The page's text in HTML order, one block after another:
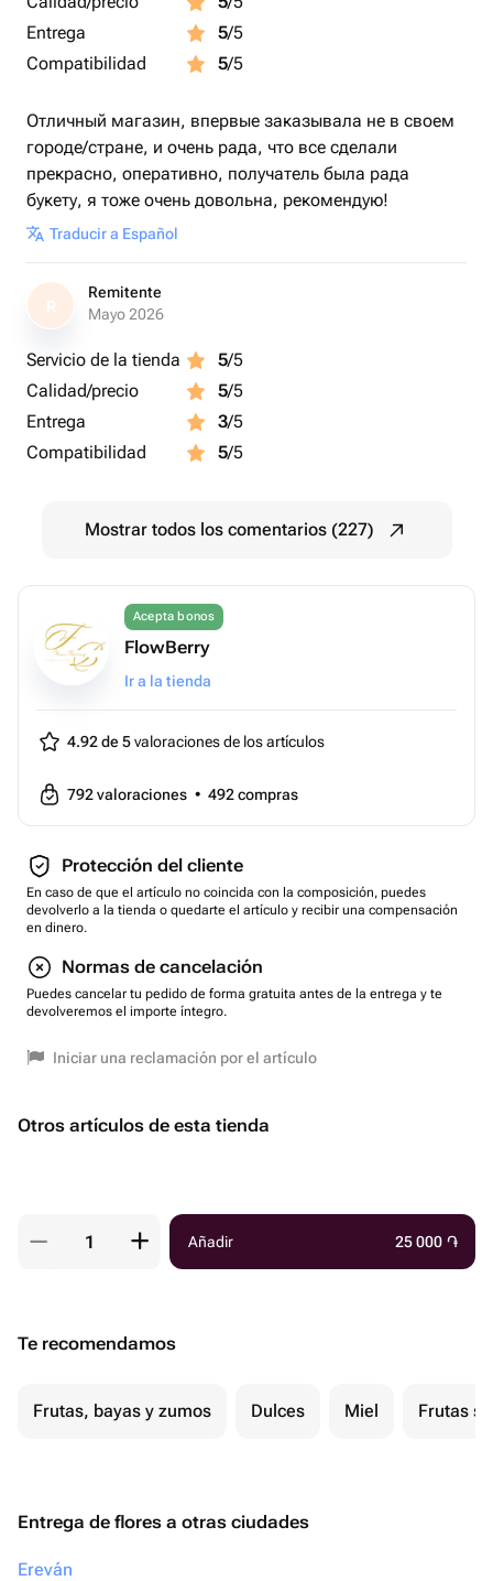
Entrega
5/5
Compatibilidad
5/5
Отличный магазин, впервые заказывала не в своем
городе/стране, и очень рада, что все сделали
прекрасно, оперативно, получатель была рада
букету, я тоже очень довольна, рекомендую!
Traducir a Español
R
Remitente
Mayo 2026
Servicio de la tienda 5/5
Calidad/precio
5/5
Entrega
3/5
Compatibilidad
5/5
Mostrar todos los comentarios (227)
Acepta bonos
FlowBerry
Ir a la tienda
4.92 de 5valoraciones de los artículos
792valoraciones • 492compras
Protección del cliente
En caso de que el artículo no coincida con la composición, puedes
devolverlo a la tienda o quedarte el artículo y recibir una compensación
en dinero.
Normas de cancelación
Puedes cancelar tu pedido de forma gratuita antes de la entrega y te
devolveremos el importe íntegro.
Iniciar una reclamación por el artículo
Otros artículos de esta tienda
Añadir 25 000 ֏
Te recomendamos
Frutas, bayas y zumos Dulces Miel Frutas
Entrega de flores a otras ciudades
Ereván